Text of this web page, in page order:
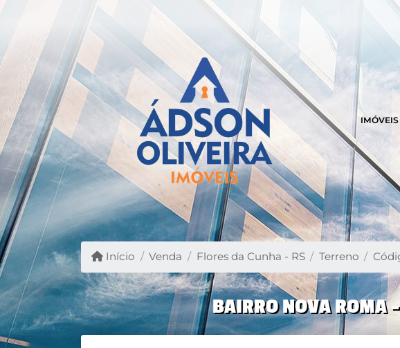
IMÓVEIS
Início Venda Flores da Cunha - RS Terreno
BAIRRO NOVA ROMA